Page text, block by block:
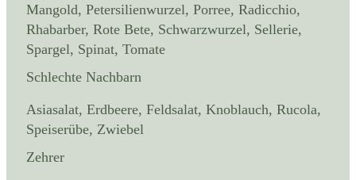
Mangold, Petersilienwurzel, Porree, Radicchio,
Rhabarber, Rote Bete, Schwarzwurzel, Sellerie,
Spargel, Spinat, Tomate
Schlechte Nachbarn
Asiasalat, Erdbeere, Feldsalat, Knoblauch, Rucola,
Speiserübe, Zwiebel
Zehrer